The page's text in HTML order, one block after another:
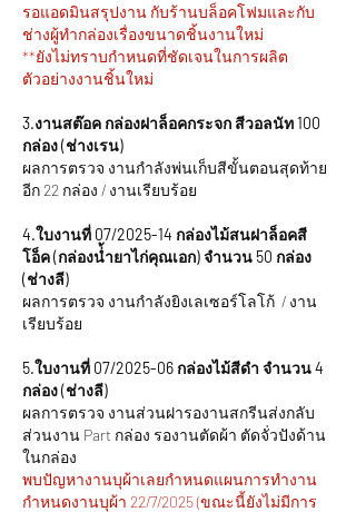
รอแอดมินสรุปงาน กับร้านบล็อคโฟมและกับ
ช่างผู้ทำกล่องเรื่องขนาดชิ้นงานใหม่
**ยังไม่ทราบกำหนดที่ชัดเจนในการผลิต
ตัวอย่างงานชิ้นใหม่
3.งานสต๊อค กล่องฝาล็อคกระจก สีวอลนัท 100
กล่อง (ช่างเรน)
ผลการตรวจ งานกำลังพ่นเก็บสีขั้นตอนสุดท้าย
อีก 22 กล่อง / งานเรียบร้อย
4.ใบงานที่ 07/2025-14 กล่องไม้สนฝาล็อคสี
โอ็ค (กล่องน่้ำยาไก่คุณเอก) จำนวน 50 กล่อง
(ช่างลี)
ผลการตรวจ งานกำลังยิงเลเซอร์โลโก้  / งาน
เรียบร้อย
5.ใบงานที่ 07/2025-06 กล่องไม้สีดำ จำนวน 4
กล่อง (ช่างลี)
ผลการตรวจ งานส่วนฝารองานสกรีนส่งกลับ
ส่วนงาน Part กล่อง รองานตัดผ้า ตัดจั่วปังด้าน
ในกล่อง
พบปัญหางานบุผ้าเลยกำหนดแผนการทำงาน
กำหนดงานบุผ้า 22/7/2025 (ขณะนี้ยังไม่มีการ